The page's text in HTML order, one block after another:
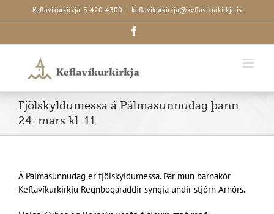
to
Keflavíkurkirkja. S. 420-4300 | keflavikurkirkja@keflavikurkirkja.is
Fjölskyldumessa á Pálmasunnudag þann
24. mars kl. 11
Á Pálmasunnudag er fjölskyldumessa. Þar mun barnakór
Keflavíkurkirkju Regnbogaraddir syngja undir stjórn Arnórs.